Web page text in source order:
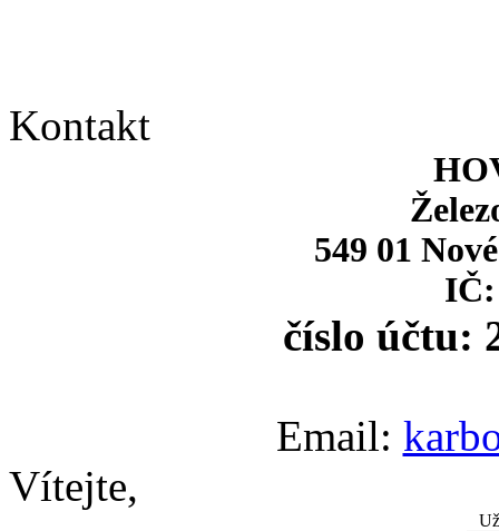
Kontakt
549 01
IČ:
číslo účtu:
Email:
Vítejte,